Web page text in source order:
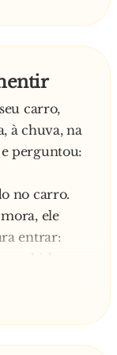
bombeiros
dono
viu a sua
chamas.
euros à
logo ao
ao
ainda
coisa que
do
carro,
à chuva, na
perguntou:
no carro.
ele
entrar:
whisky, ou
–